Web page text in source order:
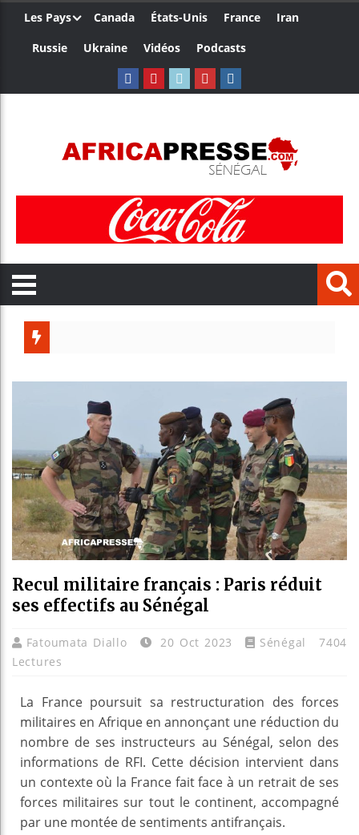
Les Pays Canada États-Unis France
Iran
Russie
Ukraine Vidéos Podcasts
Recul militaire français : Paris réduit
ses effectifs au Sénégal
Fatoumata Diallo 20 Oct 2023 Sénégal
7404
Lectures
La France poursuit sa restructuration des forces
militaires en Afrique en annonçant une réduction du
nombre de ses instructeurs au Sénégal, selon des
informations de RFI. Cette décision intervient dans
un contexte où la France fait face à un retrait de ses
forces militaires sur tout le continent, accompagné
par une montée de sentiments antifrançais.